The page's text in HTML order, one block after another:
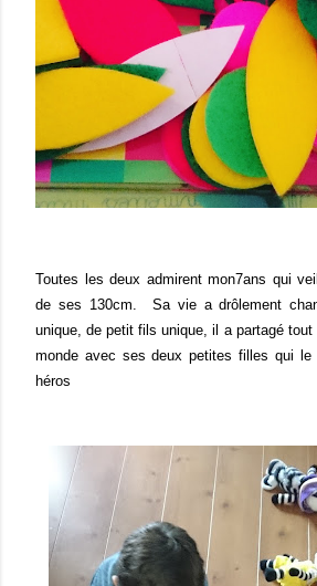
Toutes les deux admirent mon7ans qui
de ses 130cm. Sa vie a drôlement
unique, de petit fils unique, il a partagé
monde avec ses deux petites filles qui
héros